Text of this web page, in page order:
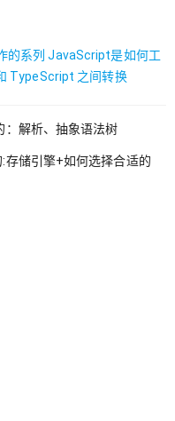
的系列 JavaScript是如何工
TypeScript 之间转换
解析、抽象语法树
储引擎+如何选择合适的